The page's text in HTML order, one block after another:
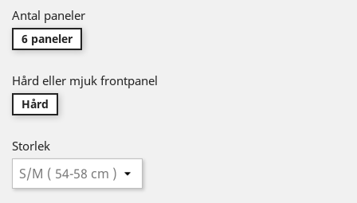
Antal paneler
6 paneler
Hård eller mjuk frontpanel
Hård
Storlek